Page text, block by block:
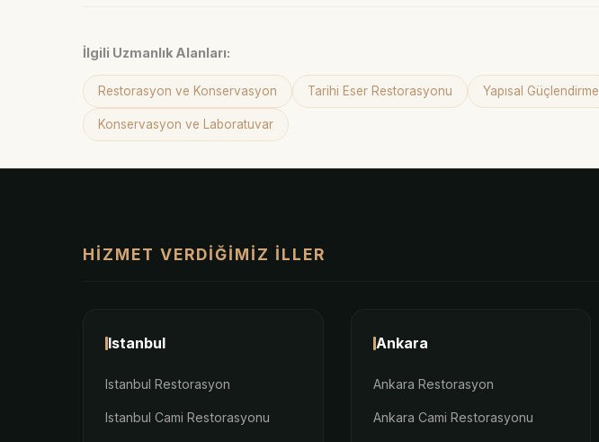
İlgili Uzmanlık Alanları:
Restorasyon ve Konservasyon Tarihi Eser Restorasyonu Yapısal Güçlendirme
Konservasyon ve Laboratuvar
HIZMET VERDIĞIMIZ İLLER
Istanbul
Istanbul Restorasyon
Istanbul Cami Restorasyonu
Ankara
Ankara Restorasyon
Ankara Cami Restorasyonu